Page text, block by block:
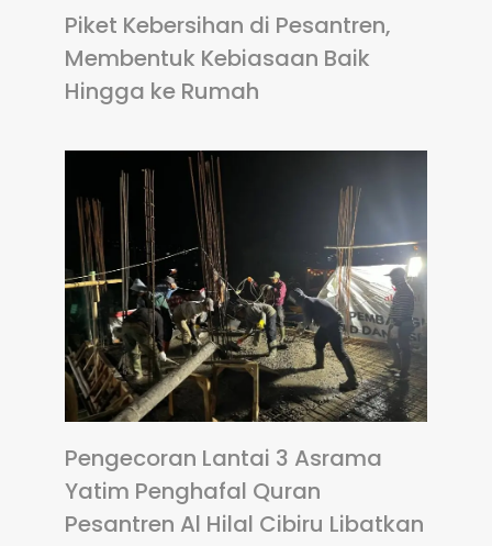
Piket Kebersihan di Pesantren,
Membentuk Kebiasaan Baik
Hingga ke Rumah
Pengecoran Lantai 3 Asrama
Yatim Penghafal Quran
Pesantren Al Hilal Cibiru Libatkan